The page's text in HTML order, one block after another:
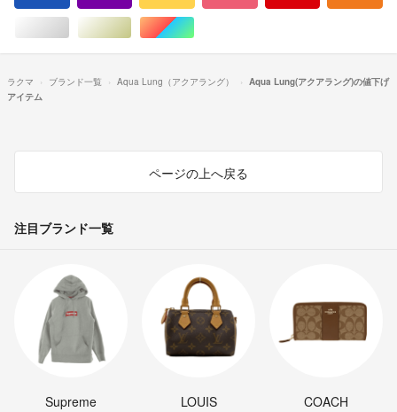
シルバー/銀色系ゴールド/金色系マルチカラー
ラクマ ブランド一覧 Aqua Lung（アクアラング）
Aqua Lung(アクアラング)の値下げ
アイテム
ページの上へ戻る
注目ブランド一覧
Supreme
LOUIS
COACH